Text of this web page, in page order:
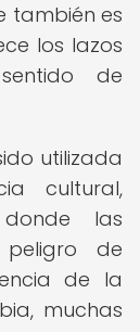
también es
los lazos
de
utilizada
cultural,
las
de
de la
muchas